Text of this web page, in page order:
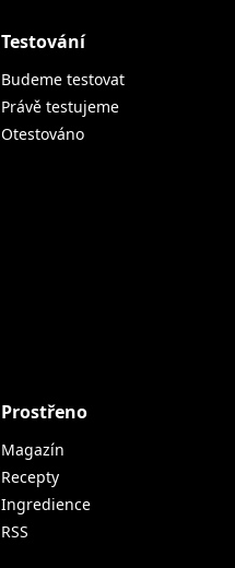
Testování
Budeme testovat
Právě testujeme
Otestováno
Prostřeno
Magazín
Recepty
Ingredience
RSS